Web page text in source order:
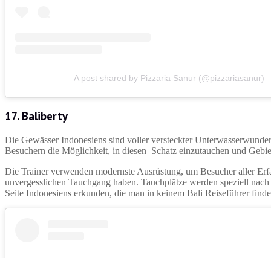
A post shared by Pizzaria Sanur (@pizzariasanur)
17. Baliberty
Die Gewässer Indonesiens sind voller versteckter
Besuchern die Möglichkeit, in diesen Schatz einzutauchen und
Die Trainer verwenden modernste Ausrüstung, um Besucher aller
unvergesslichen Tauchgang haben. Tauchplätze werden speziell
Seite Indonesiens erkunden, die man in keinem Bali Reiseführer